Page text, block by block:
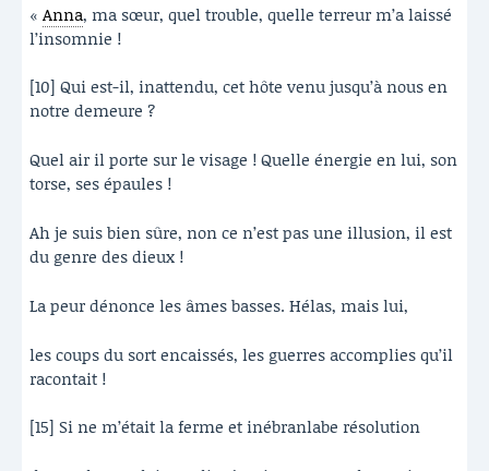
« Anna, ma sœur, quel trouble, quelle terreur m’a laissé
l’insomnie !
[10] Qui est-il, inattendu, cet hôte venu jusqu’à nous en
notre demeure ?
Quel air il porte sur le visage ! Quelle énergie en lui, son
torse, ses épaules !
Ah je suis bien sûre, non ce n’est pas une illusion, il est
du genre des dieux !
La peur dénonce les âmes basses. Hélas, mais lui,
les coups du sort encaissés, les guerres accomplies qu’il
racontait !
[15] Si ne m’était la ferme et inébranlabe résolution